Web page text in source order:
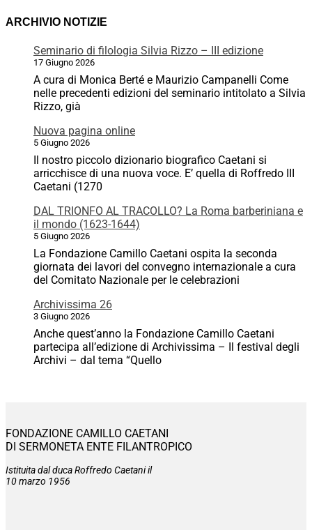
ARCHIVIO NOTIZIE
Seminario di filologia Silvia Rizzo – III edizione
17 Giugno 2026
A cura di Monica Berté e Maurizio Campanelli Come
nelle precedenti edizioni del seminario intitolato a Silvia
Rizzo, già
Nuova pagina online
5 Giugno 2026
Il nostro piccolo dizionario biografico Caetani si
arricchisce di una nuova voce. E’ quella di Roffredo III
Caetani (1270
DAL TRIONFO AL TRACOLLO? La Roma barberiniana e
il mondo (1623-1644)
5 Giugno 2026
La Fondazione Camillo Caetani ospita la seconda
giornata dei lavori del convegno internazionale a cura
del Comitato Nazionale per le celebrazioni
Archivissima 26
3 Giugno 2026
Anche quest’anno la Fondazione Camillo Caetani
partecipa all’edizione di Archivissima – Il festival degli
Archivi – dal tema “Quello
FONDAZIONE CAMILLO CAETANI
DI SERMONETA ENTE FILANTROPICO
Istituita dal duca Roffredo Caetani il
10 marzo 1956